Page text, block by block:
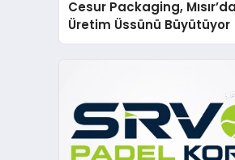
Cesur Packaging,
Üretim Üssünü Büyütüyor